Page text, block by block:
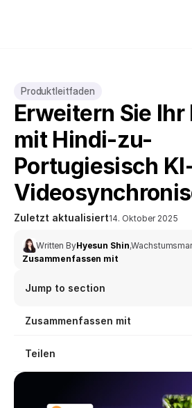
Produktleitfaden
Erweitern Sie
mit Hindi-zu-
Portugiesisch
Zuletzt aktualisiert14. Oktober 2025
Written ByHyesun Shin,
Zusammenfassen mit
Jump to section
Zusammenfassen mit
Teilen